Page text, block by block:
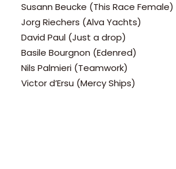
Susann Beucke (This Race Female)
Jorg Riechers (Alva Yachts)
David Paul (Just a drop)
Basile Bourgnon (Edenred)
Nils Palmieri (Teamwork)
Victor d’Ersu (Mercy Ships)